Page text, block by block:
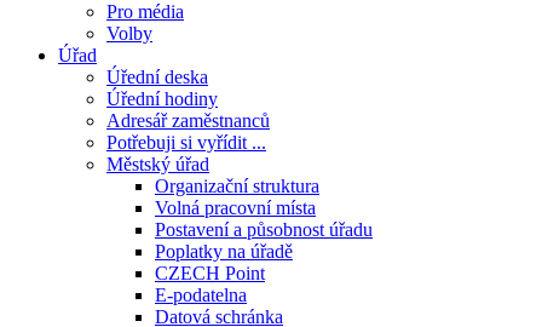
Pro média
Volby
Úřad
Úřední deska
Úřední hodiny
Adresář zaměstnanců
Potřebuji si vyřídit ...
Městský úřad
Organizační struktura
Volná pracovní místa
Postavení a působnost úřadu
Poplatky na úřadě
CZECH Point
E-podatelna
Datová schránka